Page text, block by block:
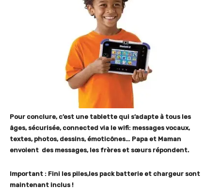
Pour conclure, c’est une tablette qui s’adapte à tous les
âges, sécurisée, connected via le wifi: messages vocaux,
textes, photos, dessins, émoticônes… Papa et Maman
envoient des messages, les frères et sœurs répondent.
Important : Fini les piles,les pack batterie et chargeur sont
maintenant inclus !